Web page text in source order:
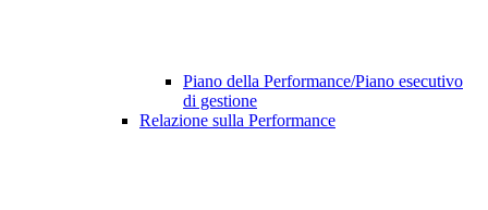
Piano della Performance/Piano esecutivo
di gestione
Relazione sulla Performance